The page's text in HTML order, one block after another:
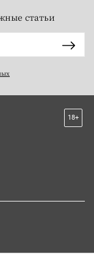
статьи
18+